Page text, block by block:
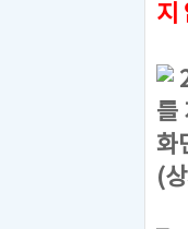
지
를
화
(